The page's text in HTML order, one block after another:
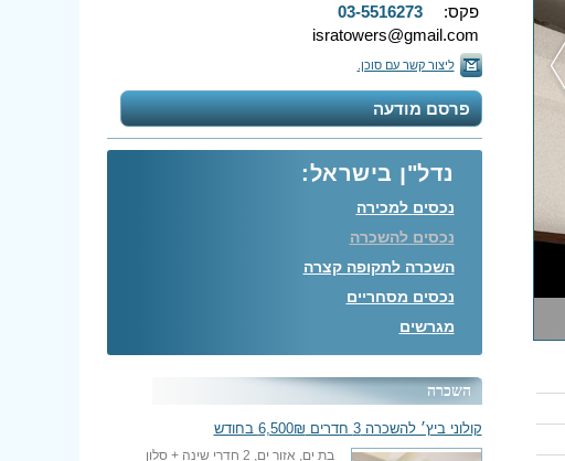
פקס:
03-5516273
isratowers@gmail.com
ליצור קשר עם סוכן.
פרסם מודעה
נדל"ן בישראל:
נכסים למכירה
נכסים להשכרה
השכרה לתקופה קצרה
נכסים מסחריים
מגרשים
השכרה
קולוני ביץ׳ להשכרה 3 חדרים 6,500₪ בחודש
בת ים, אזור ים, 2 חדרי שינה + סלון